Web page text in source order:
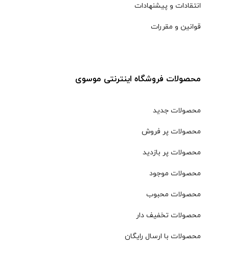
انتقادات و پیشنهادات
قوانین و مقررات
محصولات فروشگاه اینترنتی موسوی
محصولات جدید
محصولات پر فروش
محصولات پر بازدید
محصولات موجود
محصولات محبوب
محصولات تخفیف دار
محصولات با ارسال رایگان